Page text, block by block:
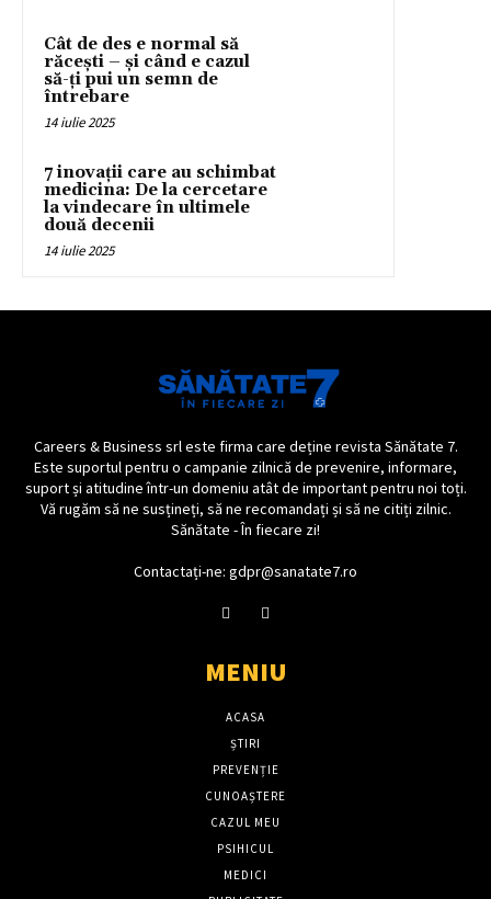
Cât de des e normal să
răcești – și când e cazul
să-ți pui un semn de
întrebare
14 iulie 2025
7 inovații care au schimbat
medicina: De la cercetare
la vindecare în ultimele
două decenii
14 iulie 2025
Careers & Business srl este firma care deține revista Sănătate 7.
Este suportul pentru o campanie zilnică de prevenire, informare,
suport și atitudine într-un domeniu atât de important pentru noi toți.
Vă rugăm să ne susțineți, să ne recomandați și să ne citiți zilnic.
Sănătate - În fiecare zi!
Contactați-ne: gdpr@sanatate7.ro
MENIU
ACASA
ȘTIRI
PREVENȚIE
CUNOAȘTERE
CAZUL MEU
PSIHICUL
MEDICI